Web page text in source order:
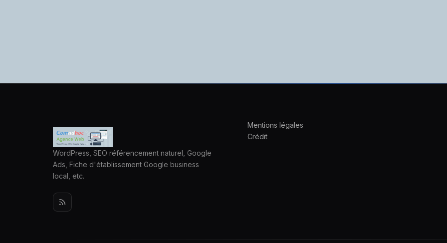
WordPress, SEO référencement naturel, Google
Ads, Fiche d'établissement Google business
local, etc.
Mentions légales
Crédit